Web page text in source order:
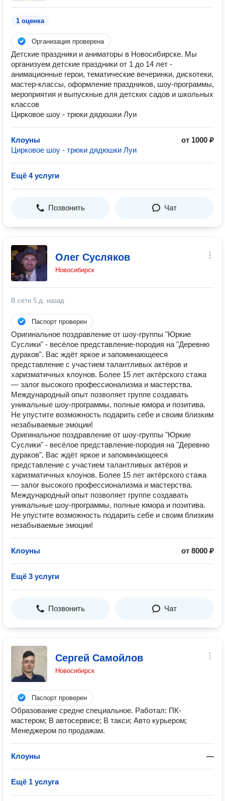
1 оценка
Организация проверена
Детские праздники и аниматоры в Новосибирске. Мы
организуем детские праздники от 1 до 14 лет -
анимационные герои, тематические вечеринки, дискотеки,
мастер-классы, оформление праздников, шоу-программы,
мероприятия и выпускные для детских садов и школьных
классов
Цирковое шоу - трюки дядюшки Луи
Клоуны
от 1000 ₽
Цирковое шоу - трюки дядюшки Луи
Ещё 4 услуги
Позвонить Чат
Олег Сусляков
Новосибирск
В сети 5 д. назад
Паспорт проверен
Оригинальное поздравление от шоу-группы "Юркие
Суслики" - весёлое представление-породия на "Деревню
дураков". Вас ждёт яркое и запоминающееся
представление с участием талантливых актёров и
харизматичных клоунов. Более 15 лет актёрского стажа
— залог высокого профессионализма и мастерства.
Международный опыт позволяет группе создавать
уникальные шоу-программы, полные юмора и позитива.
Не упустите возможность подарить себе и своим близким
незабываемые эмоции!
Оригинальное поздравление от шоу-группы "Юркие
Суслики" - весёлое представление-породия на "Деревню
дураков". Вас ждёт яркое и запоминающееся
представление с участием талантливых актёров и
харизматичных клоунов. Более 15 лет актёрского стажа
— залог высокого профессионализма и мастерства.
Международный опыт позволяет группе создавать
уникальные шоу-программы, полные юмора и позитива.
Не упустите возможность подарить себе и своим близким
незабываемые эмоции!
Клоуны от 8000 ₽
Ещё 3 услуги
Позвонить Чат
Сергей Самойлов
Новосибирск
Паспорт проверен
Образование средне специальное. Работал: ПК-
мастером; В автосервисе; В такси; Авто курьером;
Менеджером по продажам.
Клоуны —
Ещё 1 услуга